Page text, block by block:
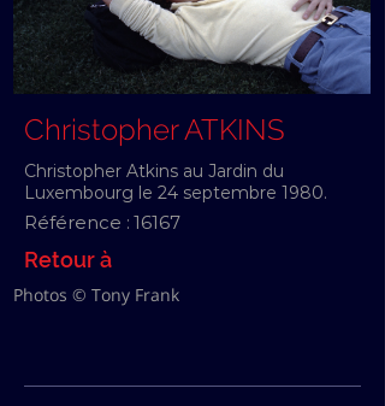
Christopher ATKINS
Christopher Atkins au Jardin du
Luxembourg le 24 septembre 1980.
Référence : 16167
Retour à
Photos © Tony Frank